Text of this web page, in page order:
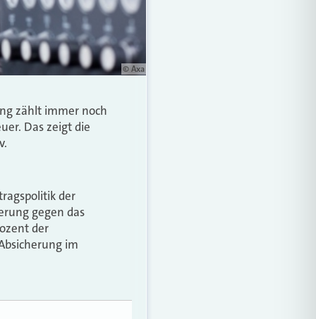
© Axa
zählt immer noch
Das zeigt die
der
gegen das
der
im